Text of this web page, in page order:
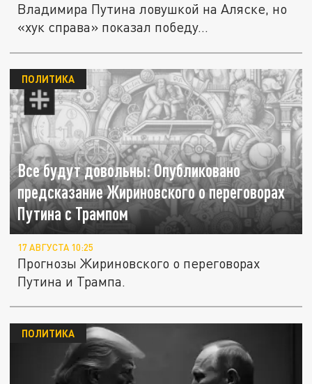
Владимира Путина ловушкой на Аляске, но
«хук справа» показал победу...
Все будут довольны: Опубликовано
предсказание Жириновского о переговорах
Путина с Трампом
ПОЛИТИКА
17 АВГУСТА 10:25
Прогнозы Жириновского о переговорах
Путина и Трампа.
ПОЛИТИКА